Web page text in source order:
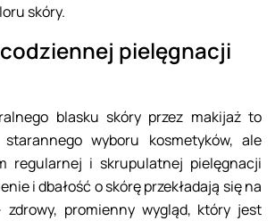
skóry.
pielęgnacji
blasku skóry przez makijaż to
wyboru kosmetyków, ale
regularnej i skrupulatnej pielęgnacji
i dbałość o skórę przekładają się na
promienny wygląd, który jest